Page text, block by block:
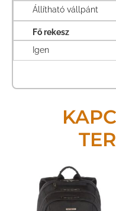
Állítható vállpánt
Fő rekesz
Igen